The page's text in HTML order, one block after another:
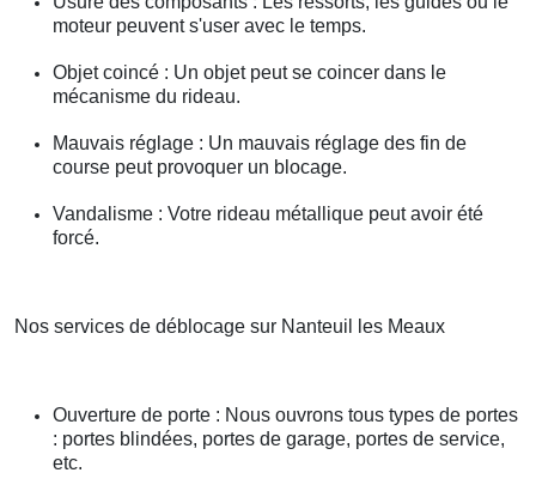
moteur peuvent s'user avec le temps.
Objet coincé : Un objet peut se coincer dans le
mécanisme du rideau.
Mauvais réglage : Un mauvais réglage des fin de
course peut provoquer un blocage.
Vandalisme : Votre rideau métallique peut avoir été
forcé.
Nos services de déblocage sur Nanteuil les Meaux
Ouverture de porte : Nous ouvrons tous types de portes
: portes blindées, portes de garage, portes de service,
etc.